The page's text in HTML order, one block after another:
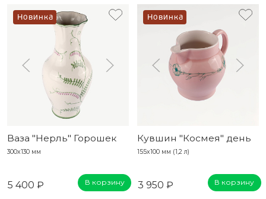
Новинка
Ваза "Нерль" Горошек
300х130 мм
5 400 ₽ В корзину
Новинка
Кувшин "Космея" день
155х100 мм (1,2 л)
3 950 ₽ В корзину